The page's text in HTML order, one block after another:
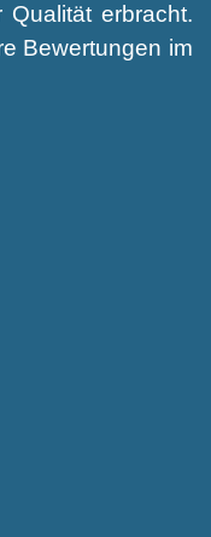
Qualität erbracht.
Bewertungen im